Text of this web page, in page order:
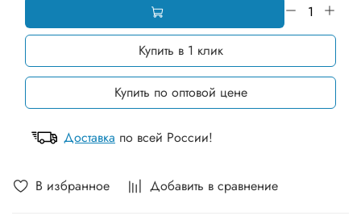
В избранное Добавить в сравнение
Купить в 1 клик
Купить по оптовой цене
Доставка по всей России!